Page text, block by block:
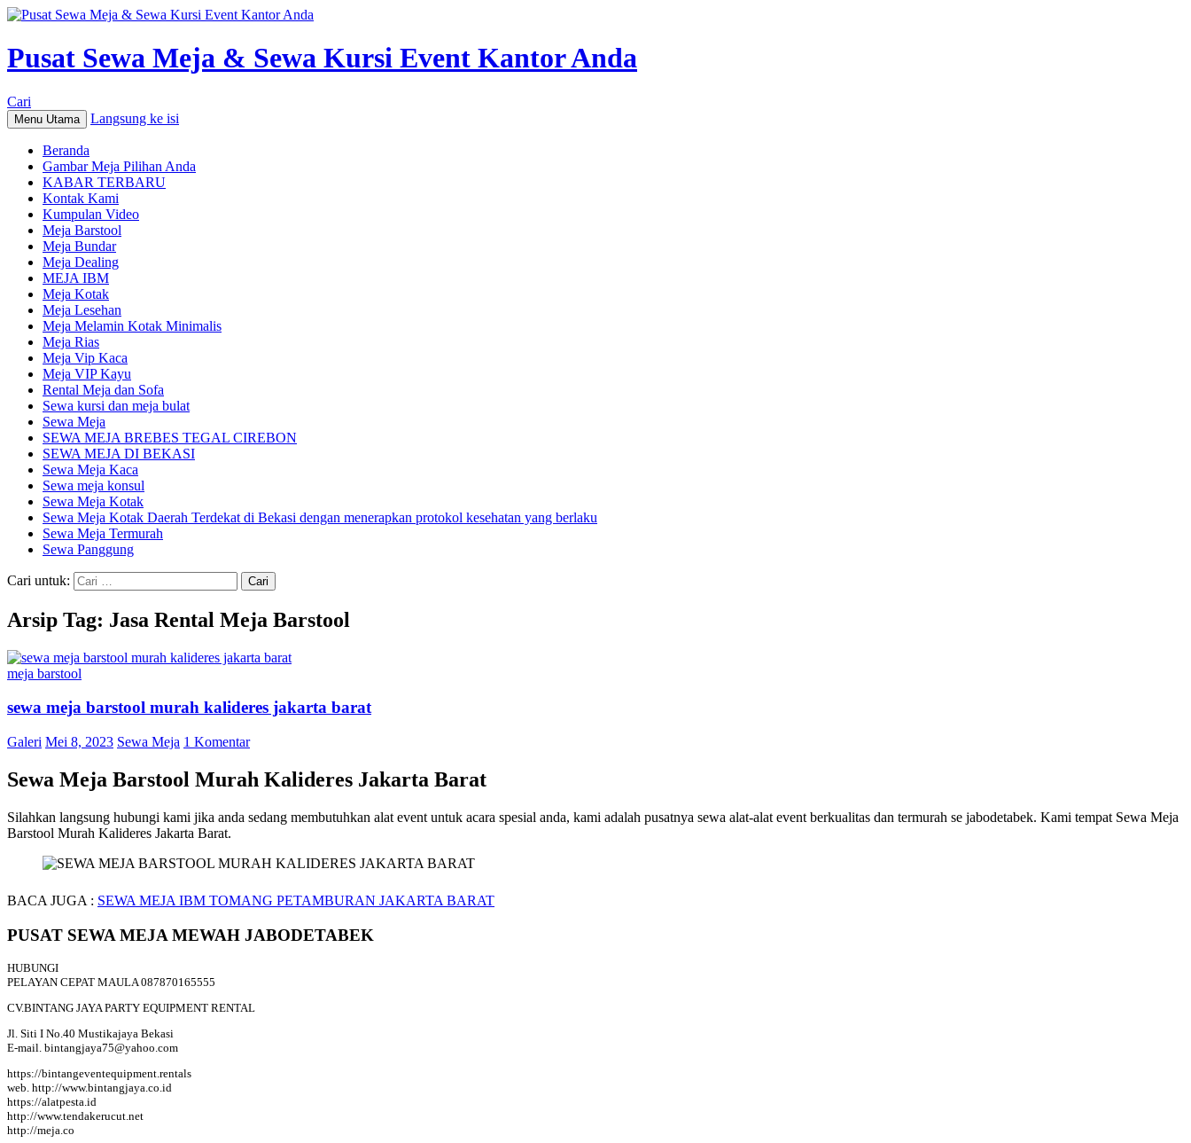
Pusat Sewa Meja & Sewa Kursi Event Kantor Anda
Cari
Menu Utama Langsung ke isi
Beranda
Gambar Meja Pilihan Anda
KABAR TERBARU
Kontak Kami
Kumpulan Video
Meja Barstool
Meja Bundar
Meja Dealing
MEJA IBM
Meja Kotak
Meja Lesehan
Meja Melamin Kotak Minimalis
Meja Rias
Meja Vip Kaca
Meja VIP Kayu
Rental Meja dan Sofa
Sewa kursi dan meja bulat
Sewa Meja
SEWA MEJA BREBES TEGAL CIREBON
SEWA MEJA DI BEKASI
Sewa Meja Kaca
Sewa meja konsul
Sewa Meja Kotak
Sewa Meja Kotak Daerah Terdekat di Bekasi dengan menerapkan protokol kesehatan yang berlaku
Sewa Meja Termurah
Sewa Panggung
Cari untuk:
Arsip Tag: Jasa Rental Meja Barstool
meja barstool
sewa meja barstool murah kalideres jakarta barat
Galeri Mei 8, 2023 Sewa Meja 1 Komentar
Sewa Meja Barstool Murah Kalideres Jakarta Barat
Silahkan langsung hubungi kami jika anda sedang membutuhkan alat event untuk acara spesial anda, kami adalah pusatnya sewa alat-alat event berkualitas dan termurah se jabodetabek. Kami tempat Sewa Meja
Barstool Murah Kalideres Jakarta Barat.
BACA JUGA : SEWA MEJA IBM TOMANG PETAMBURAN JAKARTA BARAT
PUSAT SEWA MEJA MEWAH JABODETABEK
HUBUNGI
PELAYAN CEPAT MAULA 087870165555
CV.BINTANG JAYA PARTY EQUIPMENT RENTAL
Jl. Siti I No.40 Mustikajaya Bekasi
E-mail. bintangjaya75@yahoo.com
https://bintangeventequipment.rentals
web. http://www.bintangjaya.co.id
https://alatpesta.id
http://www.tendakerucut.net
http://meja.co